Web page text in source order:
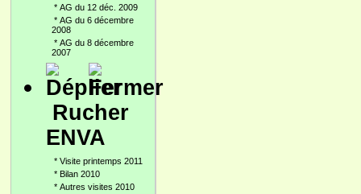
* AG du 12 déc. 2009
* AG du 6 décembre
2008
* AG du 8 décembre
2007
Rucher
ENVA
* Visite printemps 2011
* Bilan 2010
* Autres visites 2010